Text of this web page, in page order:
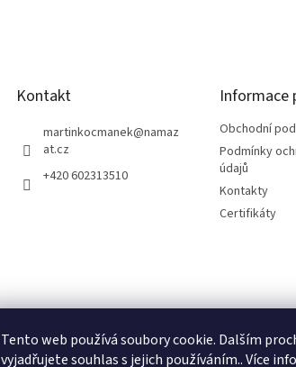
Tento web používá soubory cookie. Dalším
vyjadřujete souhlas s jejich používáním.. Více
Kontakt
martinkocmanek@namaz
at.cz
+420 602313510
Informace
Obchodní
Podmínky
údajů
Kontakty
Certifikáty